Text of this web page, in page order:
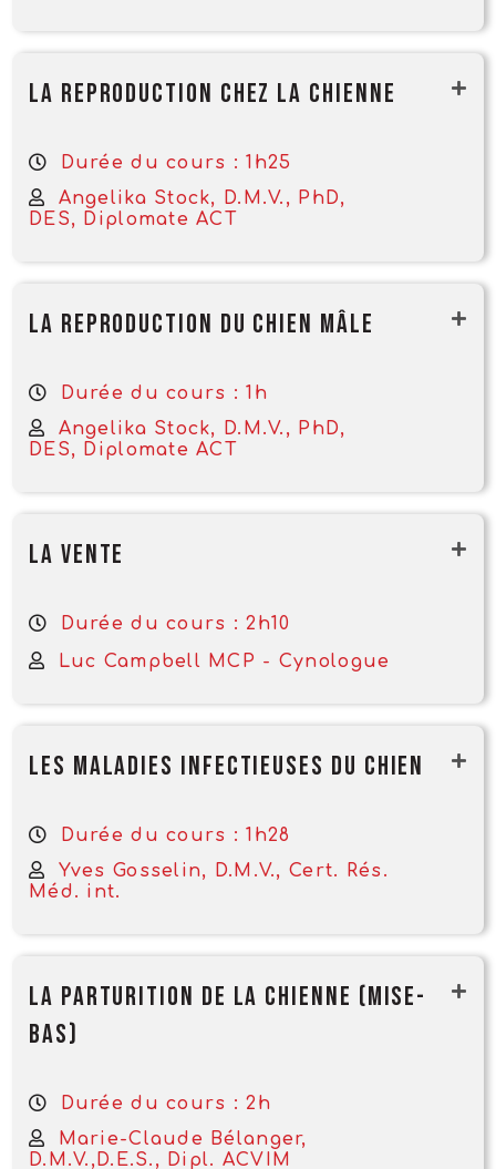
La reproduction chez la chienne
Durée du cours : 1h25
Angelika Stock, D.M.V., PhD,
DES, Diplomate ACT
La reproduction du chien mâle
Durée du cours : 1h
Angelika Stock, D.M.V., PhD,
DES, Diplomate ACT
La vente
Durée du cours : 2h10
Luc Campbell MCP - Cynologue
Les maladies infectieuses du chien
Durée du cours : 1h28
Yves Gosselin, D.M.V., Cert. Rés.
Méd. int.
La parturition de la chienne (mise-
bas)
Durée du cours : 2h
Marie-Claude Bélanger,
D.M.V.,D.E.S., Dipl. ACVIM